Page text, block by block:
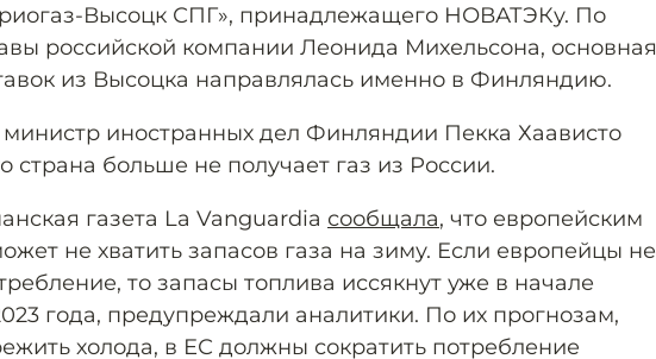
Высоцк СПГ», принадлежащего НОВАТЭКу. По
российской компании Леонида Михельсона, основная
из Высоцка направлялась именно в Финляндию.
министр иностранных дел Финляндии Пекка Хаависто
страна больше не получает газ из России.
газета La Vanguardia сообщала, что европейским
не хватить запасов газа на зиму. Если европейцы не
то запасы топлива иссякнут уже в начале
года, предупреждали аналитики. По их прогнозам,
холода, в ЕС должны сократить потребление